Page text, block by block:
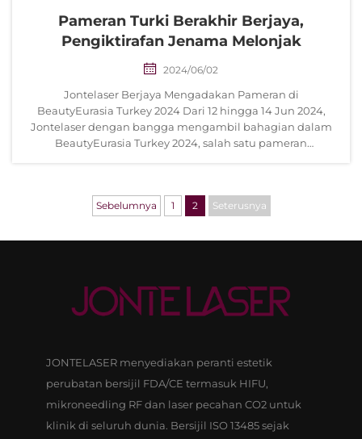
Pameran Turki Berakhir Berjaya,
Pengiktirafan Jenama Melonjak
2024/06/02
Jontelaser Berjaya Mengadakan Pameran di
BeautyEurasia Turkey 2024 Dari 12 hingga 14 Jun 2024,
Jontelaser dengan bangga mengambil bahagian dalam
BeautyEurasia Turkey 2024, salah satu pameran
Sebelumnya 1 2 Seterusnya
JONTELASER menyediakan peranti estetik
perubatan bersijil FDA/CE termasuk HIFU,
mikroneedling RF dan laser pecahan CO2 untuk
klinik di seluruh dunia. Bersijil ISO 13485 sejak